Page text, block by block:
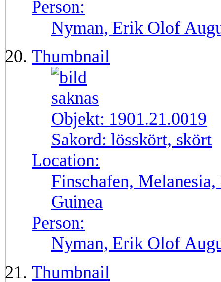
Person:
Nyman, Erik Olof
Thumbnail
Objekt: 1901.21.0019
Sakord: lösskört, skört
Location:
Finschafen,
Guinea
Person:
Nyman, Erik Olof
Thumbnail